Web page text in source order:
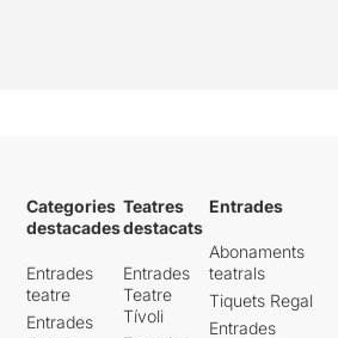
Categories
destacades
Entrades
teatre
Entrades
Teatres
destacats
Entrades
Teatre
Tívoli
Entrades
Abonaments
teatrals
Tiquets Regal
Entrades